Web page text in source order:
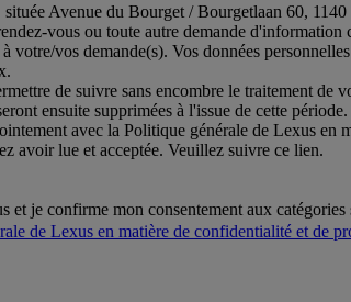
Avenue du Bourget / Bourgetlaan 60,
vous ou toute autre demande
votre/vos demande(s). Vos données
de suivre sans encombre le traitement de
ensuite supprimées à l'issue de cette période.
avec la Politique générale de Lexus
avoir lue et acceptée. Veuillez suivre ce lien.
et je confirme mon consentement aux catégories
de Lexus en matière de confidentialité et de